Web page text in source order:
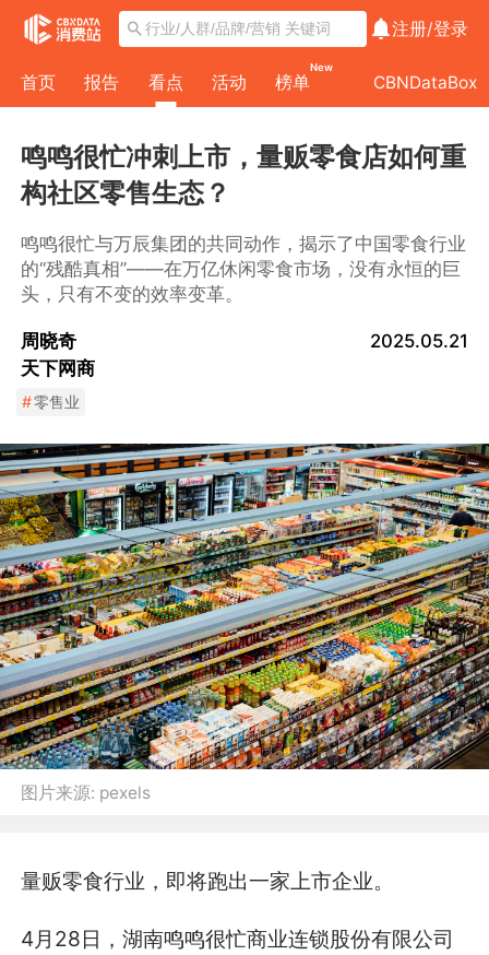
注册/登录
首页 报告 看点 活动 榜单
New
CBNDataBox
鸣鸣很忙冲刺上市，量贩零食店如何重
构社区零售生态？
鸣鸣很忙与万辰集团的共同动作，揭示了中国零食行业
的“残酷真相”——在万亿休闲零食市场，没有永恒的巨
头，只有不变的效率变革。
周晓奇
天下网商
2025.05.21
#零售业
图片来源: pexels
量贩零食行业，即将跑出一家上市企业。
4月28日，湖南鸣鸣很忙商业连锁股份有限公司